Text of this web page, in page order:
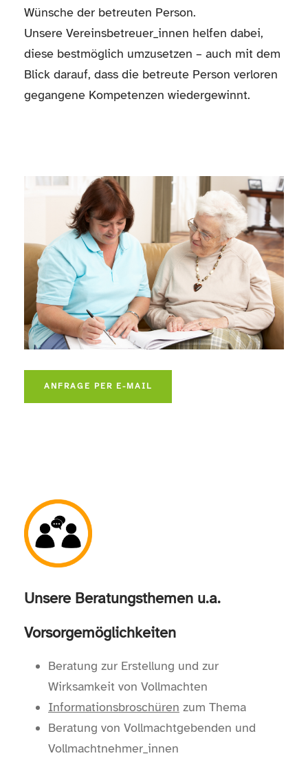
Wünsche der betreuten Person.
Unsere Vereinsbetreuer_innen helfen dabei,
diese bestmöglich umzusetzen – auch mit dem
Blick darauf, dass die betreute Person verloren
gegangene Kompetenzen wiedergewinnt.
ANFRAGE PER E-MAIL
Unsere Beratungsthemen u.a.
Vorsorgemöglichkeiten
Beratung zur Erstellung und zur
Wirksamkeit von Vollmachten
Informationsbroschüren zum Thema
Beratung von Vollmachtgebenden und
Vollmachtnehmer_innen